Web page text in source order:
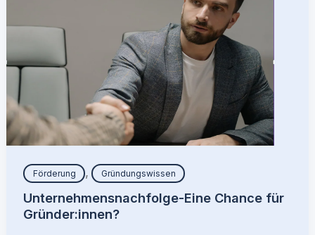
Förderung , Gründungswissen
Unternehmensnachfolge-Eine Chance für
Gründer:innen?